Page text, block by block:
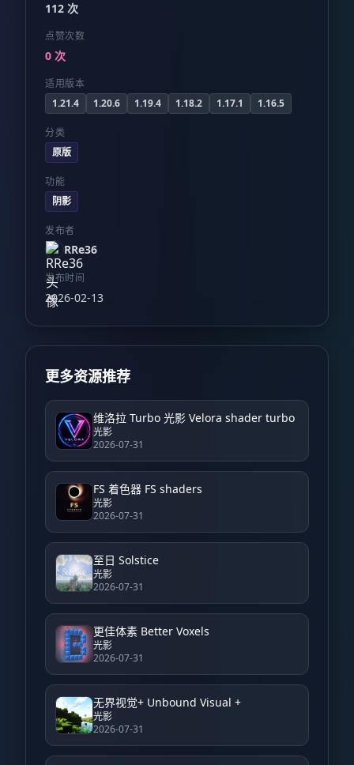
112 次
点赞次数
0 次
适用版本
1.21.4
1.20.6 1.19.4 1.18.2 1.17.1 1.16.5
分类
原版
功能
阴影
发布者
RRe36
发布时间
2026-02-13
更多资源推荐
维洛拉 Turbo 光影 Velora shader turbo
光影
2026-07-31
FS 着色器 FS shaders
光影
2026-07-31
至日 Solstice
光影
2026-07-31
更佳体素 Better Voxels
光影
2026-07-31
无界视觉+ Unbound Visual +
光影
2026-07-31